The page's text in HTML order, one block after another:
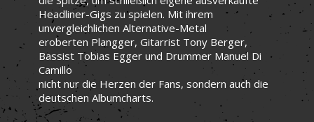
Headliner-Gigs zu spielen. Mit ihrem
unvergleichlichen Alternative-Metal
eroberten Plangger, Gitarrist Tony Berger,
Bassist Tobias Egger und Drummer Manuel Di
Camillo
nicht nur die Herzen der Fans, sondern auch die
deutschen Albumcharts.